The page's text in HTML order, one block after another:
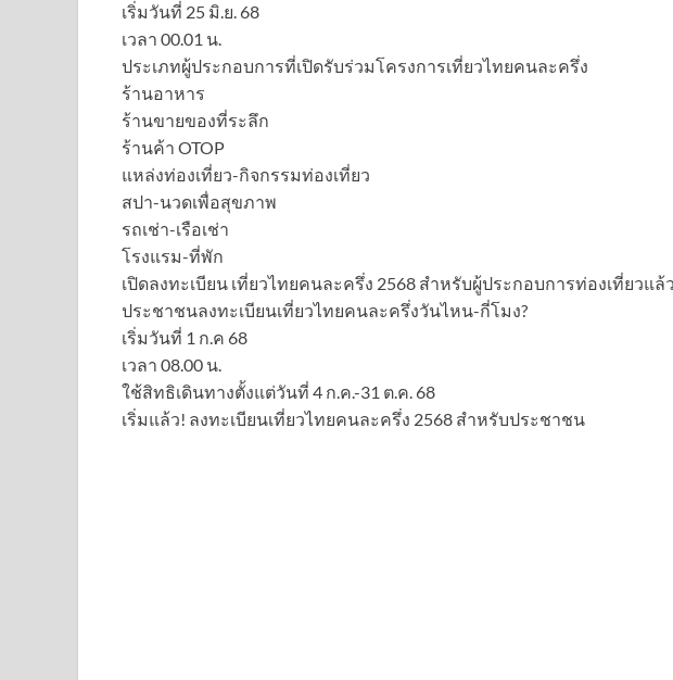
เริ่มวันที่ 25 มิ.ย. 68
เวลา 00.01 น.
ประเภทผู้ประกอบการที่เปิดรับร่วมโครงการเที่ยวไทยคนละครึ่ง
ร้านอาหาร
ร้านขายของที่ระลึก
ร้านค้า OTOP
แหล่งท่องเที่ยว-กิจกรรมท่องเที่ยว
สปา-นวดเพื่อสุขภาพ
รถเช่า-เรือเช่า
โรงแรม-ที่พัก
เปิดลงทะเบียน เที่ยวไทยคนละครึ่ง 2568 สำหรับผู้ประกอบการท่องเที่ยวแล้ว
ประชาชนลงทะเบียนเที่ยวไทยคนละครึ่งวันไหน-กี่โมง?
เริ่มวันที่ 1 ก.ค 68
เวลา 08.00 น.
ใช้สิทธิเดินทางตั้งแต่วันที่ 4 ก.ค.-31 ต.ค. 68
เริ่มแล้ว! ลงทะเบียนเที่ยวไทยคนละครึ่ง 2568 สำหรับประชาชน